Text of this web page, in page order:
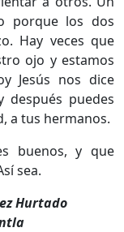
porque los dos
Hay veces que
ojo y estamos
Jesús nos dice
puedes
a tus hermanos.
buenos, y que
sea.
Hurtado